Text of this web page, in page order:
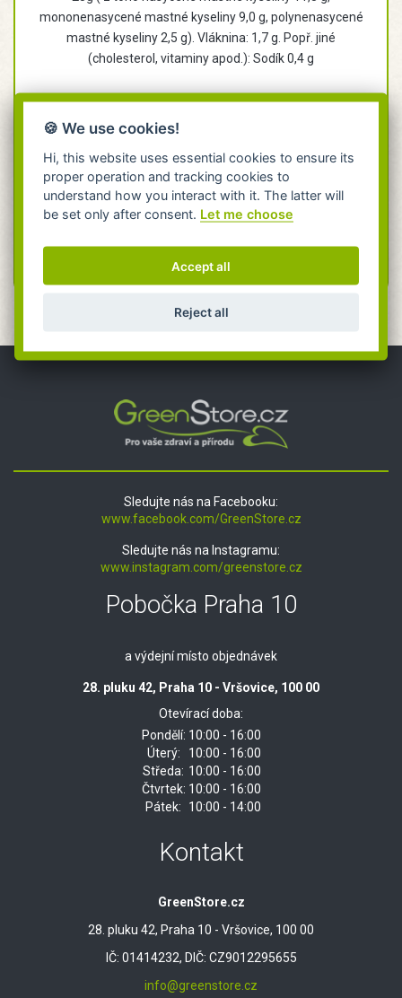
mononenasycené mastné kyseliny 9,0 g, polynenasycené
mastné kyseliny 2,5 g). Vláknina: 1,7 g. Popř. jiné
(cholesterol, vitaminy apod.): Sodík 0,4 g
Skladování:Skladujte při teplotě do 25°C a relativní vlhkosti
vzduchu do 70%.
mléka a sezamu.
Legislativní zařazení:Trvanlivé pečivo – oplatky
Trvanlivost: 5 měsíců
Sledujte nás na Facebooku:
www.facebook.com/GreenStore.cz
Sledujte nás na Instagramu:
www.instagram.com/greenstore.cz
Pobočka Praha 10
a výdejní místo objednávek
28. pluku 42, Praha 10 - Vršovice, 100 00
Otevírací doba:
Pondělí: 10:00 - 16:00
Úterý:
10:00 - 16:00
Středa: 10:00 - 16:00
Čtvrtek: 10:00 - 16:00
Pátek:
10:00 - 14:00
Kontakt
GreenStore.cz
28. pluku 42, Praha 10 - Vršovice, 100 00
IČ: 01414232, DIČ: CZ9012295655
info@greenstore.cz
🍪 We use cookies!
Hi, this website uses essential cookies to ensure its
proper operation and tracking cookies to
understand how you interact with it. The latter will
be set only after consent. Let me choose
Accept all
Reject all